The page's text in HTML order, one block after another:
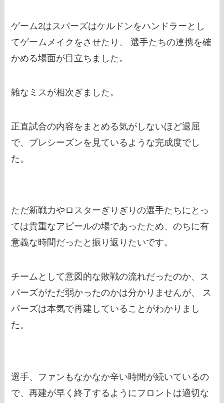
ゲーム2はスパーズはケルドンをハンドラーとし
てゲームメイクをさせたり、 選手たちの連携を確
かめる場面が目立ちました。
雑なミスが相次ぎました。
正直試合の内容をまとめる気がしないほど退屈
で、プレシーズンを見ているような完成度でし
た。
ただ新戦力やロスターぎりぎりの選手たちにとっ
ては貴重なアピールの場であったため、のちに有
意義な時間だったと振り返りたいです。
チームとして意図的な敗戦の流れだったのか、ス
パーズがただ弱かったのかは分かりませんが、 ス
パーズは本気で再建していることがわかりまし
た。
選手、ファンもなかなか辛い時間が続いているの
で、再建が早く終了するようにフロントは適切な